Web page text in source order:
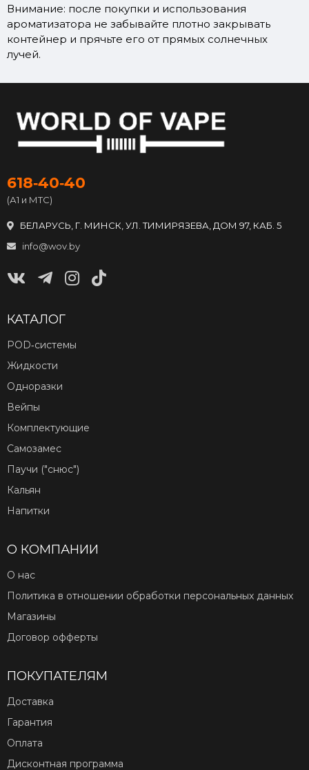
Внимание: после покупки и использования
ароматизатора не забывайте плотно закрывать
контейнер и прячьте его от прямых солнечных
лучей.
618‑40‑40
(А1 и МТС)
БЕЛАРУСЬ, Г. МИНСК, УЛ. ТИМИРЯЗЕВА, ДОМ 97, КАБ. 5
info@wov.by
КАТАЛОГ
POD‑системы
Жидкости
Одноразки
Вейпы
Комплектующие
Самозамес
Паучи ("снюс")
Кальян
Напитки
О КОМПАНИИ
О нас
Политика в отношении обработки персональных данных
Магазины
Договор офферты
ПОКУПАТЕЛЯМ
Доставка
Гарантия
Оплата
Дисконтная программа